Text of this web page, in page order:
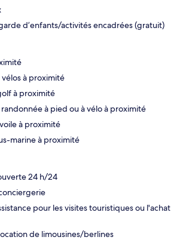
d’enfants/activités encadrées (gratuit)
à proximité
à proximité
à pied ou à vélo à proximité
à proximité
marine à proximité
24 h/24
pour les visites touristiques ou l'achat
de limousines/berlines